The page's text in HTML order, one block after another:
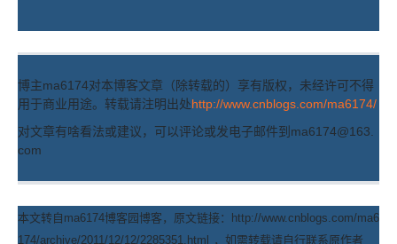
博主ma6174对本博客文章（除转载的）享有版权，未经许可不得
用于商业用途。转载请注明出处http://www.cnblogs.com/ma6174/
对文章有啥看法或建议，可以评论或发电子邮件到ma6174@163.
com
本文转自ma6174博客园博客，原文链接：http://www.cnblogs.com/ma6
174/archive/2011/12/12/2285351.html ，如需转载请自行联系原作者